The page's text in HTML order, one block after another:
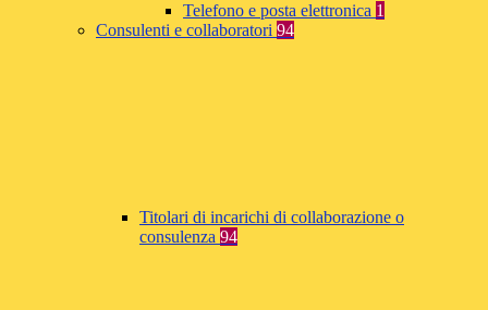
Telefono e posta elettronica 1
Consulenti e collaboratori 94
Titolari di incarichi di collaborazione o
consulenza 94